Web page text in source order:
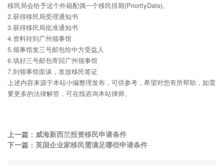
移民局会给予这个外籍配偶一个移民排期(PriorityDate)。
2.获得移民局受理通知书
3.获得移民局批准通知书
4.资料转到广州领事馆
5.领事馆发三号邮包给中方受益人
6.填好三号邮包寄回广州领事馆
7.到领事馆面谈，发放移民签证
上述内容来源于本站小编整理发布，可供参考，希望对您有所帮助，如需
要更多的法律解答，可在线咨询本站律师。
上一篇： 威海新西兰投资移民申请条件
下一篇： 英国企业家移民需满足哪些申请条件